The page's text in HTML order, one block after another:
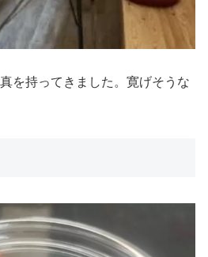
を持ってきました。寛げそうな